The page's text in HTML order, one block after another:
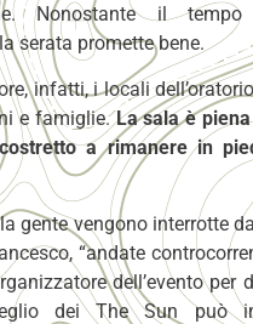
Nonostante il
serata promette bene.
infatti, i locali
e famiglie.La sala è
a rimanere in
gente vengono interrotte
“andate
dell’evento per
dei The Sun può